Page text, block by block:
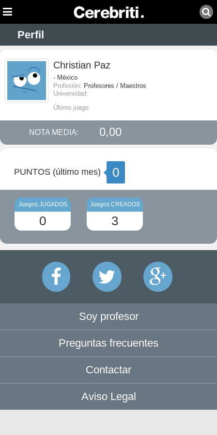
Perfil
Christian Paz
- México
Profesión: Profesores / Maestros
Universidad:
Último juego:
NOTA MEDIA: 0,00
PUNTOS (último mes) 0
Juegos JUGADOS
0
Juegos CREADOS
3
Soy profesor
Preguntas frecuentes
Contactar
Aviso Legal